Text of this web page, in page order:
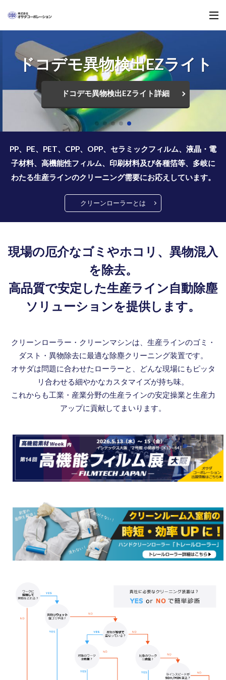
ドコデモ異物検出EZライト
ドコデモ異物検出EZライト詳細
PP、PE、PET、CPP、OPP、セラミックフィルム、液晶・電
子材料、高機能性フィルム、印刷材料及び各種箔等、多岐に
わたる生産ラインのクリーニング需要にお応えしています。
クリーンローラーとは
現場の厄介なゴミやホコリ、異物混入
を除去。
高品質で安定した生産ライン自動除塵
ソリューションを提供します。
クリーンローラー・クリーンマシンは、生産ラインのゴミ・
ダスト・異物除去に最適な除塵クリーニング装置です。
オサダは問題に合わせたローラーと、どんな現場にもピッタ
リ合わせる細やかなカスタマイズが持ち味。
これからも工業・産業分野の生産ラインの安定操業と生産力
アップに貢献してまいります。